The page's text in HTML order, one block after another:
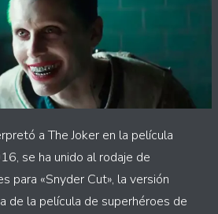
a The Joker en la película
se ha unido al rodaje de
para «Snyder Cut», la versión
de la película de superhéroes de